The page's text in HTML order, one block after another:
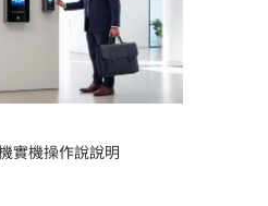
實機操作說說明